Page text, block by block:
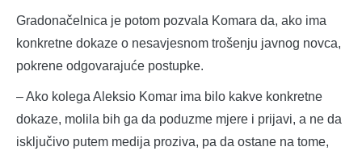
Gradonačelnica je potom pozvala Komara da, ako ima
konkretne dokaze o nesavjesnom trošenju javnog novca,
pokrene odgovarajuće postupke.
– Ako kolega Aleksio Komar ima bilo kakve konkretne
dokaze, molila bih ga da poduzme mjere i prijavi, a ne da
isključivo putem medija proziva, pa da ostane na tome,